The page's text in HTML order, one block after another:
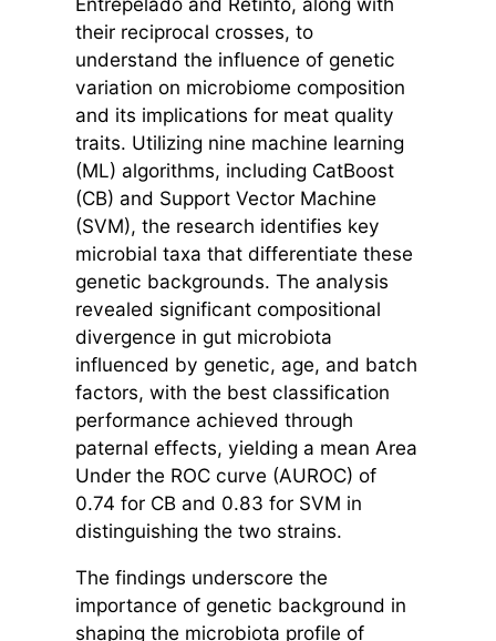
their reciprocal crosses, to
understand the influence of genetic
variation on microbiome composition
and its implications for meat quality
traits. Utilizing nine machine learning
(ML) algorithms, including CatBoost
(CB) and Support Vector Machine
(SVM), the research identifies key
microbial taxa that differentiate these
genetic backgrounds. The analysis
revealed significant compositional
divergence in gut microbiota
influenced by genetic, age, and batch
factors, with the best classification
performance achieved through
paternal effects, yielding a mean Area
Under the ROC curve (AUROC) of
0.74 for CB and 0.83 for SVM in
distinguishing the two strains.
The findings underscore the
importance of genetic background in
shaping the microbiota profile of